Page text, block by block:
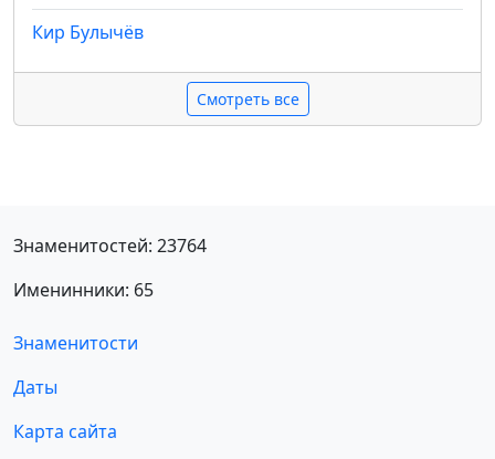
Кир Булычёв
Смотреть все
Знаменитостей: 23764
Именинники: 65
Знаменитости
Даты
Карта сайта